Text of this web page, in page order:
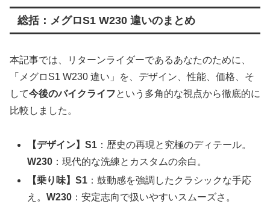
総括：メグロS1 W230 違いのまとめ
本記事では、リターンライダーであるあなたのために、
「メグロS1 W230 違い」を、デザイン、性能、価格、そ
して今後のバイクライフという多角的な視点から徹底的に
比較しました。
【デザイン】S1 ：歴史の再現と究極のディテール。
W230 ：現代的な洗練とカスタムの余白。
【乗り味】S1 ：鼓動感を強調したクラシックな手応
え。W230 ：安定志向で扱いやすいスムーズさ。